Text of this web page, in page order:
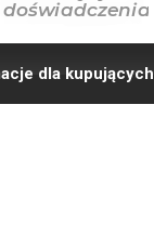
dla kupujących